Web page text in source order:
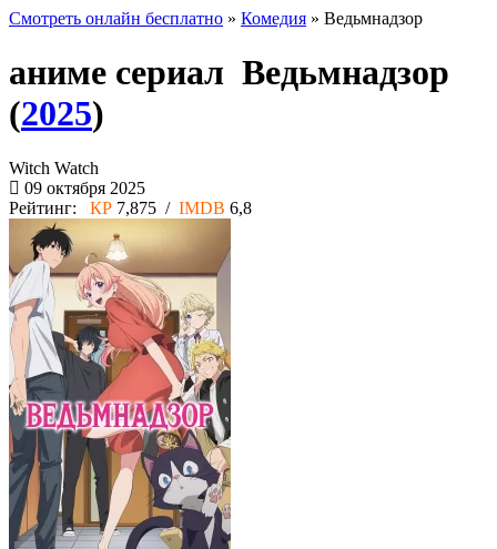
Смотреть онлайн бесплатно » Комедия » Ведьмнадзор
аниме сериал Ведьмнадзор
(2025)
Witch Watch
09 октября 2025
Рейтинг: КР 7,875 / IMDB 6,8